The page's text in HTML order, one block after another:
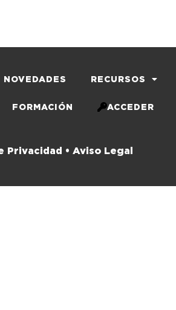
NOVEDADES RECURSOS
FORMACIÓN ACCEDER
Privacidad • Aviso Legal